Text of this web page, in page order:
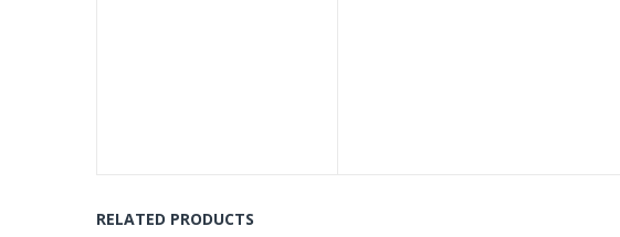
RELATED PRODUCTS